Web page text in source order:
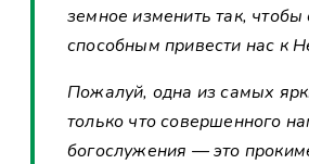
земное изменить так, чтобы
способным привести нас к
Пожалуй, одна из самых
только что совершенного
богослужения — это